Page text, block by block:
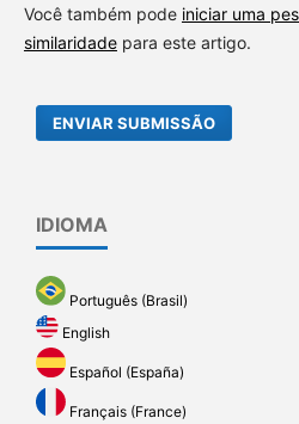
Você também pode iniciar uma
similaridadepara este artigo.
ENVIAR SUBMISSÃO
IDIOMA
Português (Brasil)
English
Español (España)
Français (France)